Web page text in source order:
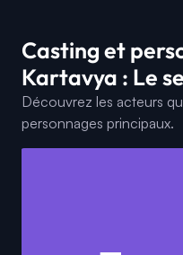
Casting et
Kartavya : Le
Découvrez les acteurs
personnages principaux.